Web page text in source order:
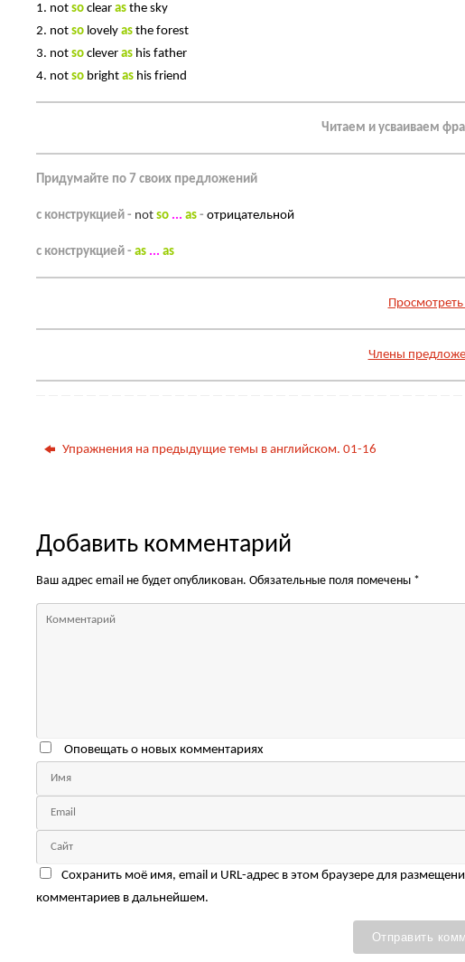
1. not so clear as the sky
2. not so lovely as the forest
3. not so clever as his father
4. not so bright as his friend
Читаем и усваиваем
Придумайте по 7 своих предложений
с конструкцией - not so ... as - отрицательной
с конструкцией - as ... as
Члены
Упражнения на предыдущие темы в английском. 01-16
Добавить комментарий
Ваш адрес email не будет опубликован. Обязательные поля помечены *
Оповещать о новых комментариях
Сохранить моё имя, email и URL-адрес в этом браузере для
комментариев в дальнейшем.